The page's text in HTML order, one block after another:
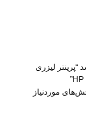
“پرینتر لیزری
موردنیاز